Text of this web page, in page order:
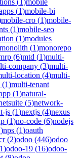
(1)mobile-bi
mobile-cro (1)mobile-
(1)mobile-seo
(1)modules
monolith (1)monorepo
(6)mtd (1)multi-
company (3)multi-
location (4)multi-
(1)multi-tenant
(1)natural-
(5)network-
js (1)nextjs (4)nexus
(1)no-code (6)nodejs
)nps (1)oauth
(2)odoo (446)odoo
1)odoo-19 (16)odoo-